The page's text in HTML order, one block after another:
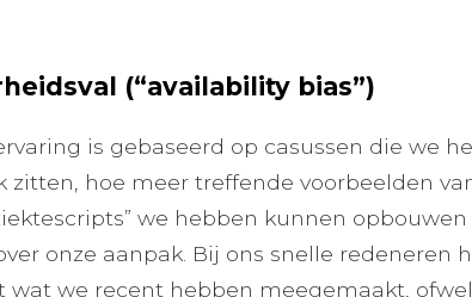
(“availability bias”)
is gebaseerd op casussen die we
zitten, hoe meer treffende voorbeelden
we hebben kunnen
onze aanpak. Bij ons snelle redeneren
wat we recent hebben meegemaakt,